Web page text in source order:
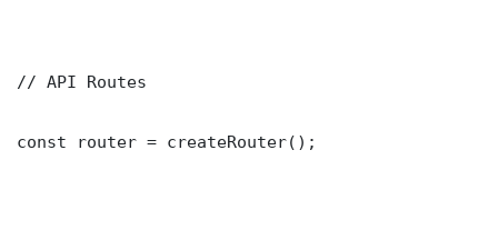
// API Routes
const router = createRouter();